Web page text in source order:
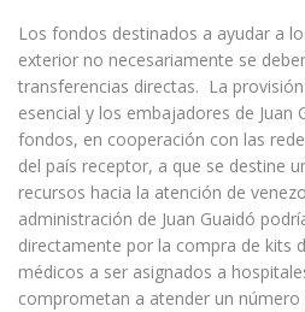
Los fondos destinados a ayudar a
exterior no necesariamente se
transferencias directas. La
esencial y los embajadores de Juan
fondos, en cooperación con las
del país receptor, a que se destine
recursos hacia la atención de
administración de Juan Guaidó
directamente por la compra de kits
médicos a ser asignados a
comprometan a atender un